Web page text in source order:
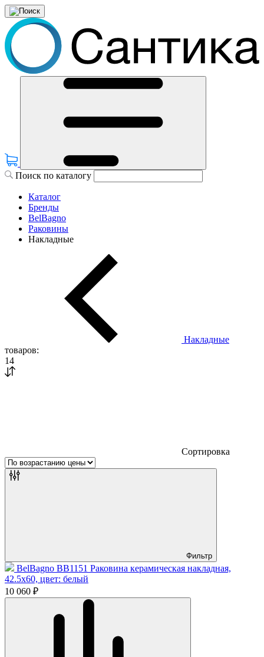
Поиск по каталогу
Каталог
Бренды
BelBagno
Раковины
Накладные
Накладные
товаров:
14
Сортировка
Фильтр
BelBagno BB1151 Раковина керамическая накладная,
42.5x60, цвет: белый
10 060 ₽